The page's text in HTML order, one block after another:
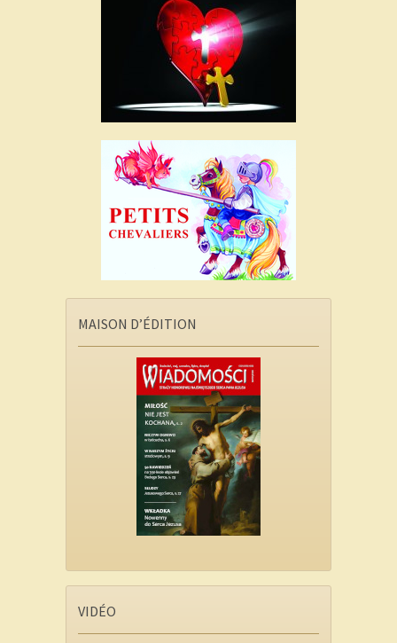
MAISON D’ÉDITION
VIDÉO